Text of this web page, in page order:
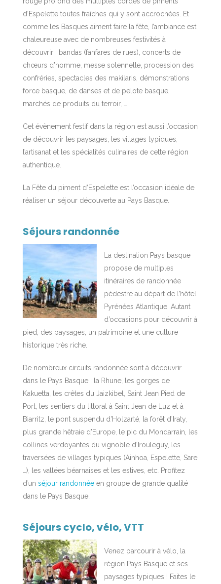
d’Espelette toutes fraîches qui y sont accrochées. Et
comme les Basques aiment faire la fête, l’ambiance est
chaleureuse avec de nombreuses festivités à
découvrir : bandas (fanfares de rues), concerts de
chœurs d’homme, messe solennelle, procession des
confréries, spectacles des makilaris, démonstrations
force basque, de danses et de pelote basque,
marchés de produits du terroir, …
Cet évènement festif dans la région est aussi l’occasion
de découvrir les paysages, les villages typiques,
l’artisanat et les spécialités culinaires de cette région
authentique.
La Fête du piment d’Espelette est l’occasion idéale de
réaliser un séjour découverte au Pays Basque.
Séjours randonnée
La destination Pays basque
propose de multiples
itinéraires de randonnée
pédestre au départ de l’hôtel
Pyrénées Atlantique. Autant
d’occasions pour découvrir à
pied, des paysages, un patrimoine et une culture
historique très riche.
De nombreux circuits randonnée sont à découvrir
dans le Pays Basque : la Rhune, les gorges de
Kakuetta, les crêtes du Jaizkibel, Saint Jean Pied de
Port, les sentiers du littoral à Saint Jean de Luz et à
Biarritz, le pont suspendu d’Holzarté, la forêt d’Iraty,
plus grande hêtraie d’Europe, le pic du Mondarrain, les
collines verdoyantes du vignoble d’Irouleguy, les
traversées de villages typiques (Ainhoa, Espelette, Sare
…), les vallées béarnaises et les estives, etc. Profitez
d’unséjour randonnée en groupe de grande qualité
dans le Pays Basque.
Séjours cyclo, vélo, VTT
Venez parcourir à vélo, la
région Pays Basque et ses
paysages typiques ! Faites le